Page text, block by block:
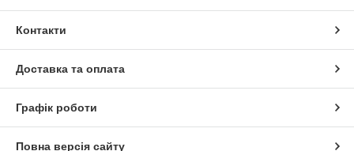
Контакти
Доставка та оплата
Графік роботи
Повна версія сайту